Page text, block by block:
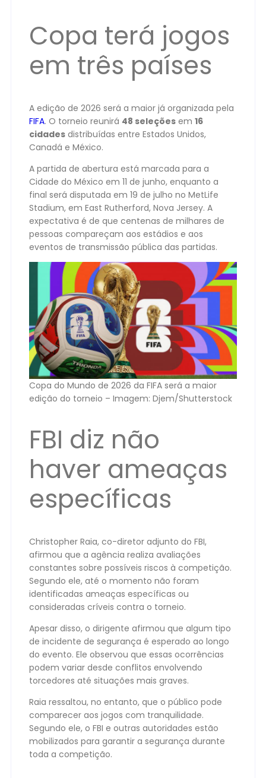
Copa terá jogos
em três países
A edição de 2026 será a maior já organizada pela
FIFA. O torneio reunirá 48 seleções em 16
cidades distribuídas entre Estados Unidos,
Canadá e México.
A partida de abertura está marcada para a
Cidade do México em 11 de junho, enquanto a
final será disputada em 19 de julho no MetLife
Stadium, em East Rutherford, Nova Jersey. A
expectativa é de que centenas de milhares de
pessoas compareçam aos estádios e aos
eventos de transmissão pública das partidas.
Copa do Mundo de 2026 da FIFA será a maior
edição do torneio – Imagem: Djem/Shutterstock
FBI diz não
haver ameaças
específicas
Christopher Raia, co-diretor adjunto do FBI,
afirmou que a agência realiza avaliações
constantes sobre possíveis riscos à competição.
Segundo ele, até o momento não foram
identificadas ameaças específicas ou
consideradas críveis contra o torneio.
Apesar disso, o dirigente afirmou que algum tipo
de incidente de segurança é esperado ao longo
do evento. Ele observou que essas ocorrências
podem variar desde conflitos envolvendo
torcedores até situações mais graves.
Raia ressaltou, no entanto, que o público pode
comparecer aos jogos com tranquilidade.
Segundo ele, o FBI e outras autoridades estão
mobilizados para garantir a segurança durante
toda a competição.